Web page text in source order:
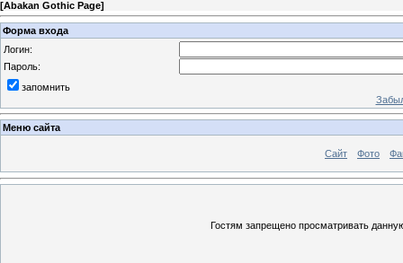
[Abakan Gothic Page]
Форма входа
Логин:
Пароль:
запомнить
Меню сайта
Сайт Фото
Гостям запрещено просматривать